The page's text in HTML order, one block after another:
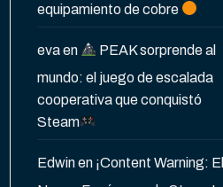
equipamiento de cobre
evaen
PEAK sorprende al
mundo: el juego de escalada
cooperativa que conquistó
Steam
Edwinen ¡Content Warning: El